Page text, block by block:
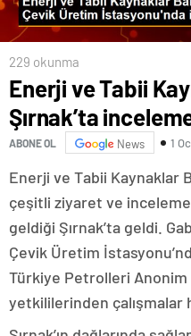
229 okunma
Enerji ve Tabii
Şırnak’ta
ABONE OL News 1
Enerji ve Tabii Kaynaklar
çeşitli ziyaret ve
geldiği Şırnak’ta geldi.
Çevik Üretim
Türkiye Petrolleri Anonim
yetkililerinden çalışmalar